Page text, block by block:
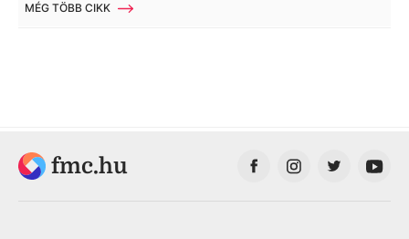
MÉG TÖBB CIKK
fmc.hu